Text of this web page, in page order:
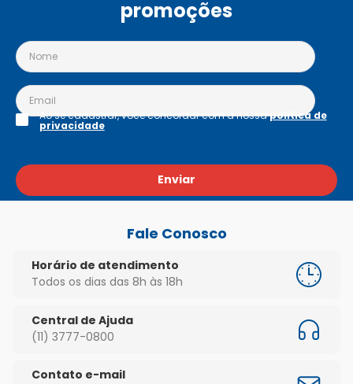
promoções
Enviar
Ao se cadastrar, você concordar com a nossapolítica de
privacidade
Fale Conosco
Horário de atendimento
Todos os dias das 8h às 18h
Central de Ajuda
(11) 3777-0800
Contato e-mail